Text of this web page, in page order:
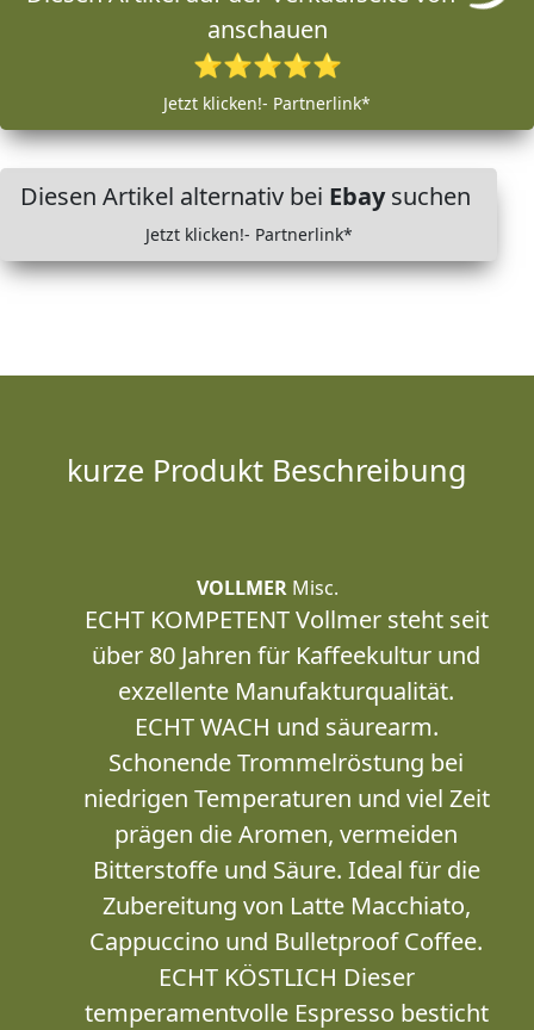
anschauen
⭐⭐⭐⭐⭐
Jetzt klicken!- Partnerlink*
Diesen Artikel alternativ bei Ebaysuchen
Jetzt klicken!- Partnerlink*
kurze Produkt Beschreibung
VOLLMERMisc.
ECHT KOMPETENT Vollmer steht seit
über 80 Jahren für Kaffeekultur und
exzellente Manufakturqualität.
ECHT WACH und säurearm.
Schonende Trommelröstung bei
niedrigen Temperaturen und viel Zeit
prägen die Aromen, vermeiden
Bitterstoffe und Säure. Ideal für die
Zubereitung von Latte Macchiato,
Cappuccino und Bulletproof Coffee.
ECHT KÖSTLICH Dieser
temperamentvolle Espresso besticht